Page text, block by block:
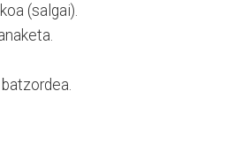
(salgai).